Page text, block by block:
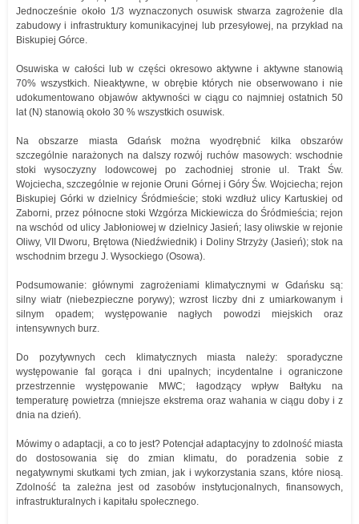
Jednocześnie około 1/3 wyznaczonych osuwisk stwarza zagrożenie dla
zabudowy i infrastruktury komunikacyjnej lub przesyłowej, na przykład na
Biskupiej Górce.
Osuwiska w całości lub w części okresowo aktywne i aktywne stanowią
70% wszystkich. Nieaktywne, w obrębie których nie obserwowano i nie
udokumentowano objawów aktywności w ciągu co najmniej ostatnich 50
lat (N) stanowią około 30 % wszystkich osuwisk.
Na obszarze miasta Gdańsk można wyodrębnić kilka obszarów
szczególnie narażonych na dalszy rozwój ruchów masowych: wschodnie
stoki wysoczyzny lodowcowej po zachodniej stronie ul. Trakt Św.
Wojciecha, szczególnie w rejonie Oruni Górnej i Góry Św. Wojciecha; rejon
Biskupiej Górki w dzielnicy Śródmieście; stoki wzdłuż ulicy Kartuskiej od
Zaborni, przez północne stoki Wzgórza Mickiewicza do Śródmieścia; rejon
na wschód od ulicy Jabłoniowej w dzielnicy Jasień; lasy oliwskie w rejonie
Oliwy, VII Dworu, Brętowa (Niedźwiednik) i Doliny Strzyży (Jasień); stok na
wschodnim brzegu J. Wysockiego (Osowa).
Podsumowanie: głównymi zagrożeniami klimatycznymi w Gdańsku są:
silny wiatr (niebezpieczne porywy); wzrost liczby dni z umiarkowanym i
silnym opadem; występowanie nagłych powodzi miejskich oraz
intensywnych burz.
Do pozytywnych cech klimatycznych miasta należy: sporadyczne
występowanie fal gorąca i dni upalnych; incydentalne i ograniczone
przestrzennie występowanie MWC; łagodzący wpływ Bałtyku na
temperaturę powietrza (mniejsze ekstrema oraz wahania w ciągu doby i z
dnia na dzień).
Mówimy o adaptacji, a co to jest? Potencjał adaptacyjny to zdolność miasta
do dostosowania się do zmian klimatu, do poradzenia sobie z
negatywnymi skutkami tych zmian, jak i wykorzystania szans, które niosą.
Zdolność ta zależna jest od zasobów instytucjonalnych, finansowych,
infrastrukturalnych i kapitału społecznego.